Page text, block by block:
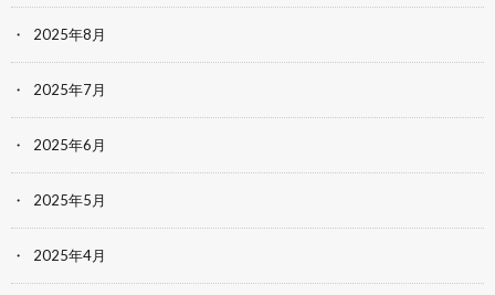
2025年8月
2025年7月
2025年6月
2025年5月
2025年4月